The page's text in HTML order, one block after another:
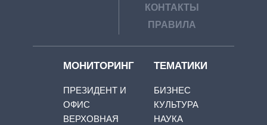
КОНТАКТЫ
ПРАВИЛА
МОНИТОРИНГ
ПРЕЗИДЕНТ И
ОФИС
ВЕРХОВНАЯ
ТЕМАТИКИ
БИЗНЕС
КУЛЬТУРА
НАУКА